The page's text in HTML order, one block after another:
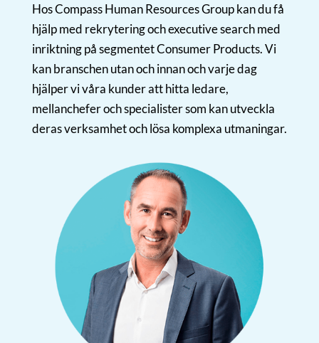
Hos Compass Human Resources Group kan du få
hjälp med rekrytering och executive search med
inriktning på segmentet Consumer Products. Vi
kan branschen utan och innan och varje dag
hjälper vi våra kunder att hitta ledare,
mellanchefer och specialister som kan utveckla
deras verksamhet och lösa komplexa utmaningar.